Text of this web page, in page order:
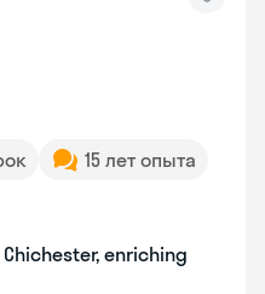
15 лет опыта
enriching